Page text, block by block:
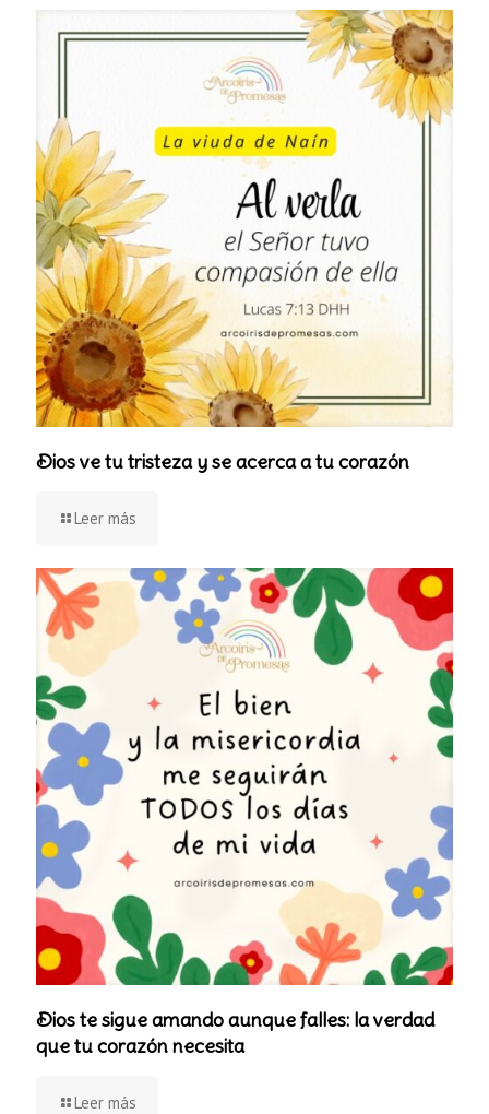
Dios ve tu tristeza y se acerca a tu corazón
Leer más
Dios te sigue amando aunque falles: la verdad
que tu corazón necesita
Leer más